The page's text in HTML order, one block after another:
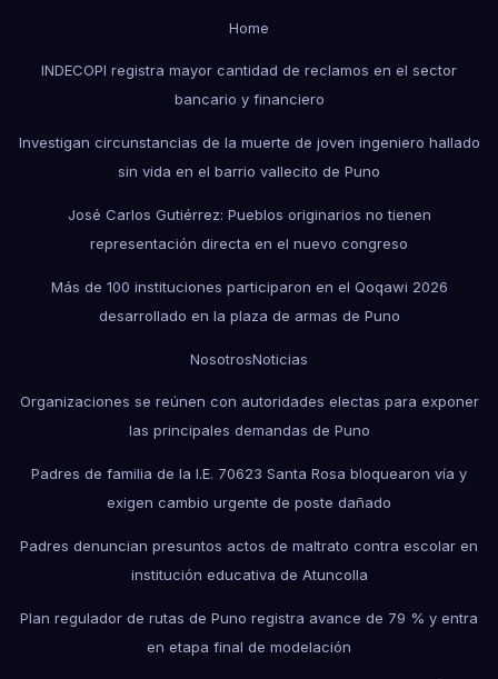
Home
INDECOPI registra mayor cantidad de reclamos en el sector
bancario y financiero
Investigan circunstancias de la muerte de joven ingeniero hallado
sin vida en el barrio vallecito de Puno
José Carlos Gutiérrez: Pueblos originarios no tienen
representación directa en el nuevo congreso
Más de 100 instituciones participaron en el Qoqawi 2026
desarrollado en la plaza de armas de Puno
NosotrosNoticias
Organizaciones se reúnen con autoridades electas para exponer
las principales demandas de Puno
Padres de familia de la I.E. 70623 Santa Rosa bloquearon vía y
exigen cambio urgente de poste dañado
Padres denuncian presuntos actos de maltrato contra escolar en
institución educativa de Atuncolla
Plan regulador de rutas de Puno registra avance de 79 % y entra
en etapa final de modelación